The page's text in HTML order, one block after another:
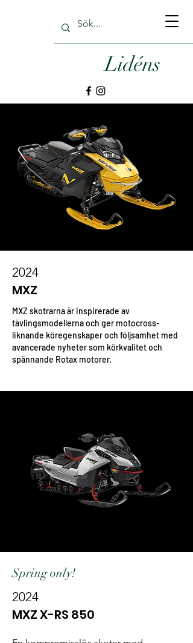
Lidéns
2024
MXZ
MXZ skotrarna är inspirerade av
tävlingsmodellerna och ger motocross-
liknande köregenskaper och följsamhet med
avancerade nyheter som körkvalitet och
spännande Rotax motorer.
Spring only!
2024
MXZ X-RS 850